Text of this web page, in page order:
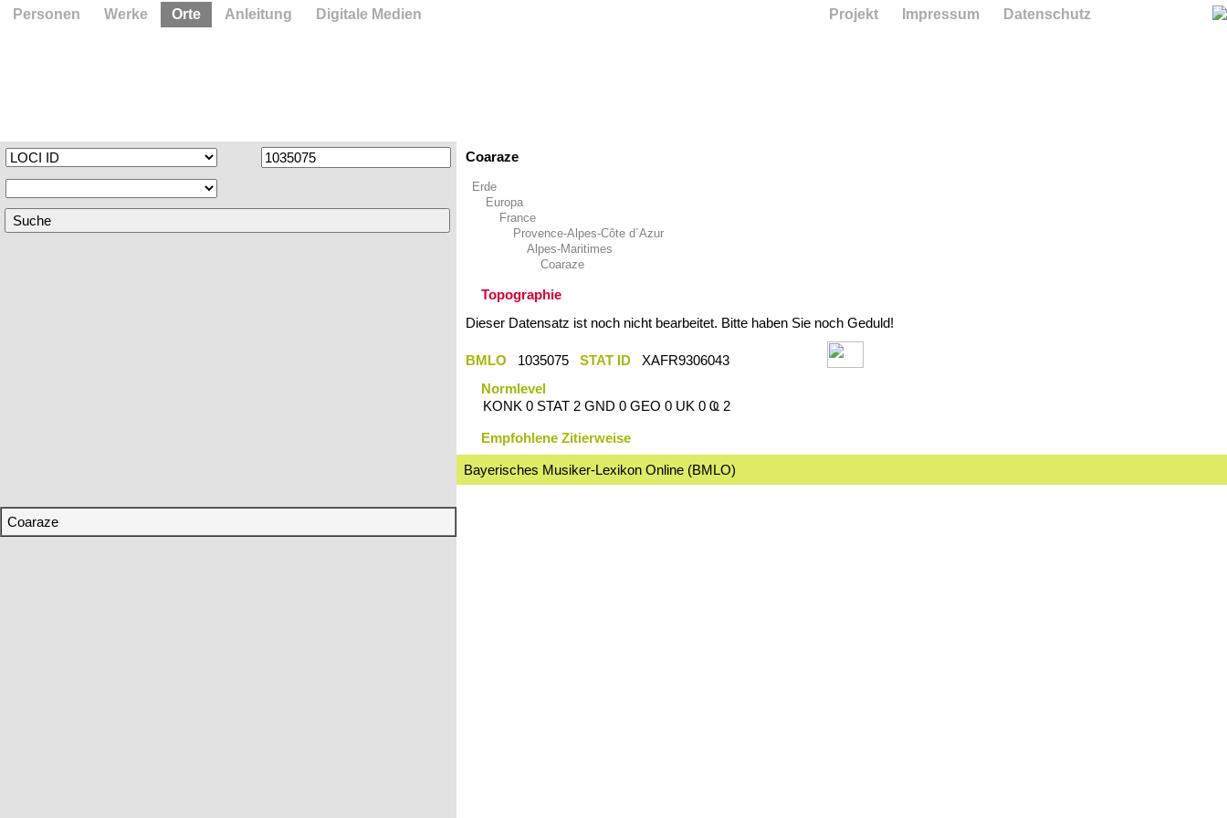
Coaraze
Coaraze
Erde
Europa
France
Provence-Alpes-Côte d´Azur
Alpes-Maritimes
Coaraze
Topographie
Dieser Datensatz ist noch nicht bearbeitet. Bitte haben Sie noch Geduld!
BMLO 1035075 STAT ID
XAFR9306043
Normlevel
KONK 0 STAT 2 GND 0 GEO 0 UK 0 Ҩ 2
Empfohlene Zitierweise
Bayerisches Musiker-Lexikon Online (BMLO)
Personen Werke Orte Anleitung Digitale Medien Projekt Impressum Datenschutz